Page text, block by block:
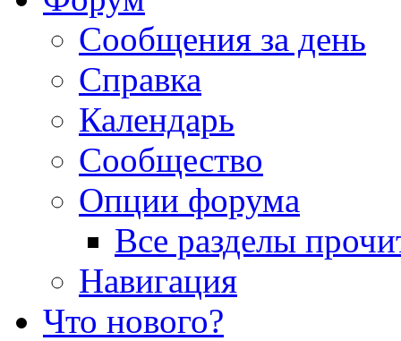
Сообщения за день
Справка
Календарь
Сообщество
Опции форума
Все разделы
Навигация
Что нового?